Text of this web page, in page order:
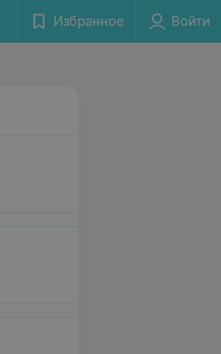
Избранное Войти